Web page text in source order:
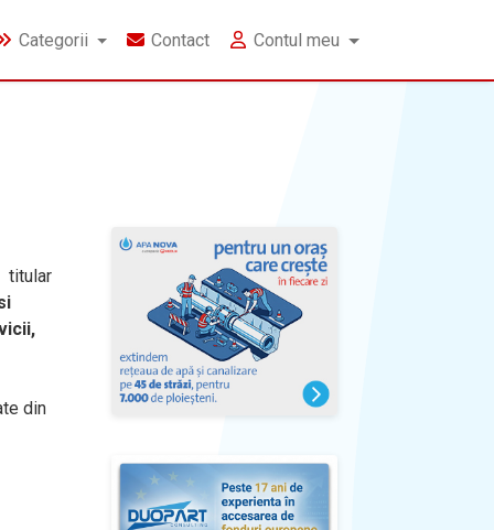
Categorii Contact Contul meu
titular
din